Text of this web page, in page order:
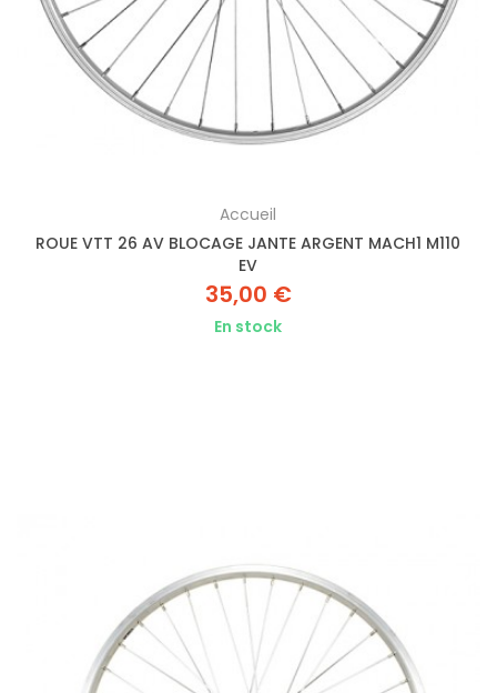
Accueil
ROUE VTT 26 AV BLOCAGE JANTE ARGENT MACH1 M110
EV
35,00 €
En stock